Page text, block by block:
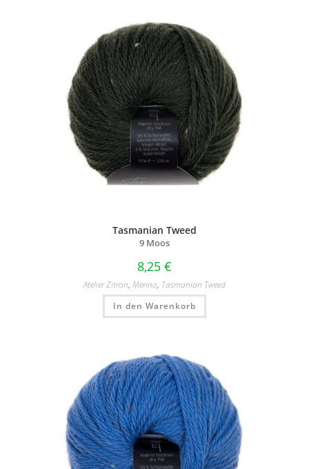
Tasmanian Tweed
9 Moos
8,25 €
Atelier Zitron, Merino, Tasmanian Tweed
In den Warenkorb